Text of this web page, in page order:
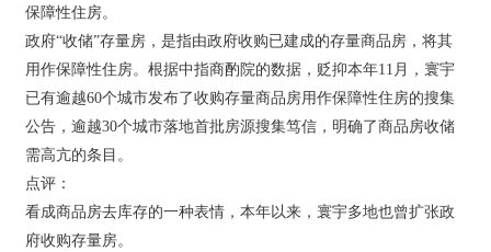
保障性住房。
政府“收储”存量房，是指由政府收购已建成的存量商品房，将其
用作保障性住房。根据中指商酌院的数据，贬抑本年11月，寰宇
已有逾越60个城市发布了收购存量商品房用作保障性住房的搜集
公告，逾越30个城市落地首批房源搜集笃信，明确了商品房收储
需高亢的条目。
点评：
看成商品房去库存的一种表情，本年以来，寰宇多地也曾扩张政
府收购存量房。